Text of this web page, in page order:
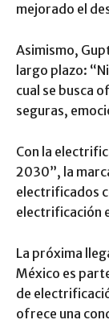
mejorado el
Asimismo,
largo plazo:
cual se busca
seguras,
Con la
2030”, la
electrificados
electrificación
La próxima
México es
de
ofrece una